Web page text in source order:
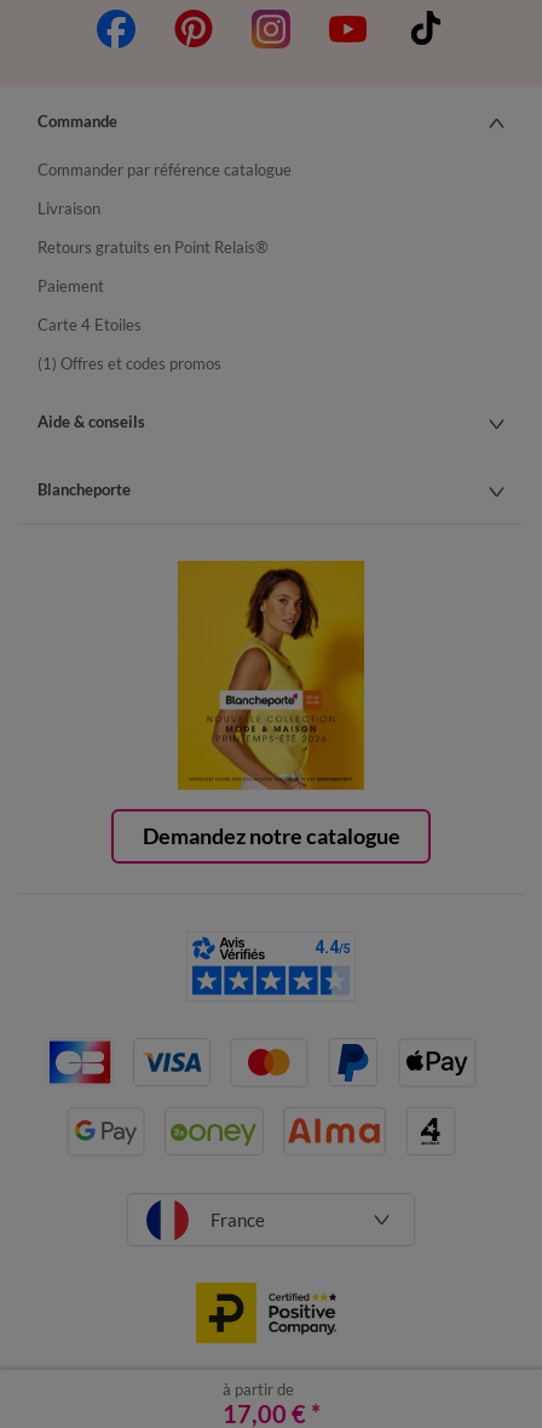
à partir de
17,00 € *
Demandez notre catalogue
Commande
Commander par référence catalogue
Livraison
Retours gratuits en Point Relais®
Paiement
Carte 4 Etoiles
(1) Offres et codes promos
Aide & conseils
Blancheporte
France
Données personnelles